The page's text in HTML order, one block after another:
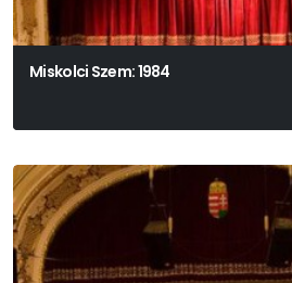
Miskolci Szem: 1984